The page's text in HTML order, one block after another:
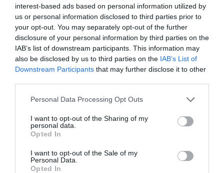
interest-based ads based on personal information utilized by
us or personal information disclosed to third parties prior to
your opt-out. You may separately opt-out of the further
disclosure of your personal information by third parties on the
IAB’s list of downstream participants. This information may
also be disclosed by us to third parties on the IAB’s List of
Downstream Participants that may further disclose it to other
Please note that this website/app uses one or more Google
not limited to your visit or usage behaviour. You may click to
grant or deny consent to Google and its third-party tags to
use your data for below specified purposes in below Google
consent section.
Personal Data Processing Opt Outs
I want to opt-out of the Sharing of my
personal data.
Opted In
I want to opt-out of the Sale of my
Personal Data.
Opted In
Értékelések Értékeld Te is
3.8
Összesen 9
5 6
4 0